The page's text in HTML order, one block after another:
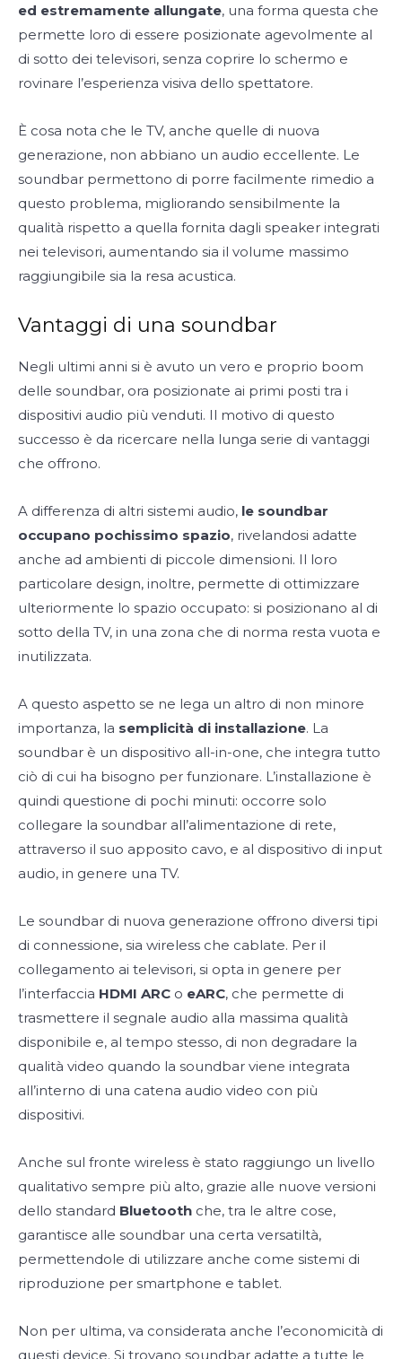
ed estremamente allungate, una forma questa che
permette loro di essere posizionate agevolmente al
di sotto dei televisori, senza coprire lo schermo e
rovinare l’esperienza visiva dello spettatore.
È cosa nota che le TV, anche quelle di nuova
generazione, non abbiano un audio eccellente. Le
soundbar permettono di porre facilmente rimedio a
questo problema, migliorando sensibilmente la
qualità rispetto a quella fornita dagli speaker integrati
nei televisori, aumentando sia il volume massimo
raggiungibile sia la resa acustica.
Vantaggi di una soundbar
Negli ultimi anni si è avuto un vero e proprio boom
delle soundbar, ora posizionate ai primi posti tra i
dispositivi audio più venduti. Il motivo di questo
successo è da ricercare nella lunga serie di vantaggi
che offrono.
A differenza di altri sistemi audio, le soundbar
occupano pochissimo spazio, rivelandosi adatte
anche ad ambienti di piccole dimensioni. Il loro
particolare design, inoltre, permette di ottimizzare
ulteriormente lo spazio occupato: si posizionano al di
sotto della TV, in una zona che di norma resta vuota e
inutilizzata.
A questo aspetto se ne lega un altro di non minore
importanza, la semplicità di installazione. La
soundbar è un dispositivo all-in-one, che integra tutto
ciò di cui ha bisogno per funzionare. L’installazione è
quindi questione di pochi minuti: occorre solo
collegare la soundbar all’alimentazione di rete,
attraverso il suo apposito cavo, e al dispositivo di input
audio, in genere una TV.
Le soundbar di nuova generazione offrono diversi tipi
di connessione, sia wireless che cablate. Per il
collegamento ai televisori, si opta in genere per
l’interfaccia HDMI ARC o eARC, che permette di
trasmettere il segnale audio alla massima qualità
disponibile e, al tempo stesso, di non degradare la
qualità video quando la soundbar viene integrata
all’interno di una catena audio video con più
dispositivi.
Anche sul fronte wireless è stato raggiungo un livello
qualitativo sempre più alto, grazie alle nuove versioni
dello standard Bluetooth che, tra le altre cose,
garantisce alle soundbar una certa versatiltà,
permettendole di utilizzare anche come sistemi di
riproduzione per smartphone e tablet.
Non per ultima, va considerata anche l’economicità di
questi device. Si trovano soundbar adatte a tutte le